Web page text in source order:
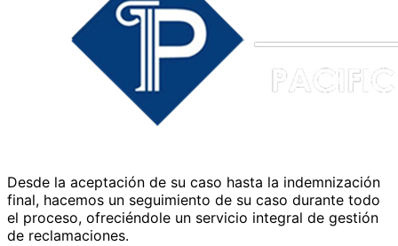
Desde la aceptación de su caso hasta la indemnización
final, hacemos un seguimiento de su caso durante todo
el proceso, ofreciéndole un servicio integral de gestión
de reclamaciones.